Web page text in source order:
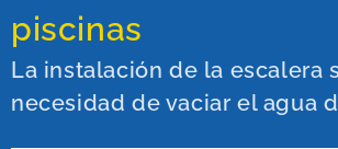
piscinas
La instalación de la escalera
necesidad de vaciar el agua